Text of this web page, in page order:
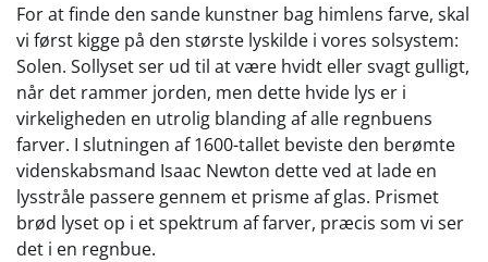
For at finde den sande kunstner bag himlens farve, skal
vi først kigge på den største lyskilde i vores solsystem:
Solen. Sollyset ser ud til at være hvidt eller svagt gulligt,
når det rammer jorden, men dette hvide lys er i
virkeligheden en utrolig blanding af alle regnbuens
farver. I slutningen af 1600-tallet beviste den berømte
videnskabsmand Isaac Newton dette ved at lade en
lysstråle passere gennem et prisme af glas. Prismet
brød lyset op i et spektrum af farver, præcis som vi ser
det i en regnbue.